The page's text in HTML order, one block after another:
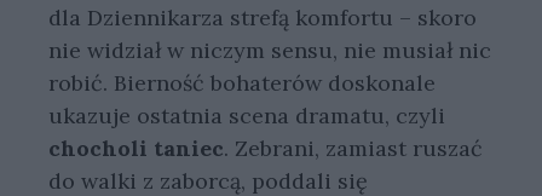
dla Dziennikarza strefą komfortu – skoro
nie widział w niczym sensu, nie musiał nic
robić. Bierność bohaterów doskonale
ukazuje ostatnia scena dramatu, czyli
chocholi taniec. Zebrani, zamiast ruszać
do walki z zaborcą, poddali się